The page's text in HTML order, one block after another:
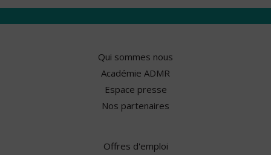
Qui sommes nous
Académie ADMR
Espace presse
Nos partenaires
Offres d'emploi